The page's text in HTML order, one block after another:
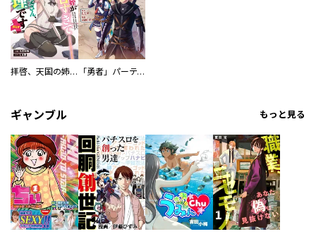
拝啓、天国の姉さん、勇者になった姪がエロすぎて──叔父さん、保護者とかそろそろ無理です＋（ぷらす） 「勇者」パーティに潜入した魔王軍の暗殺者～危険度ＳＳＳクラスのミッション、バレない様に頑張ってたら女勇者に気に入られた～
ギャンブル もっと見る